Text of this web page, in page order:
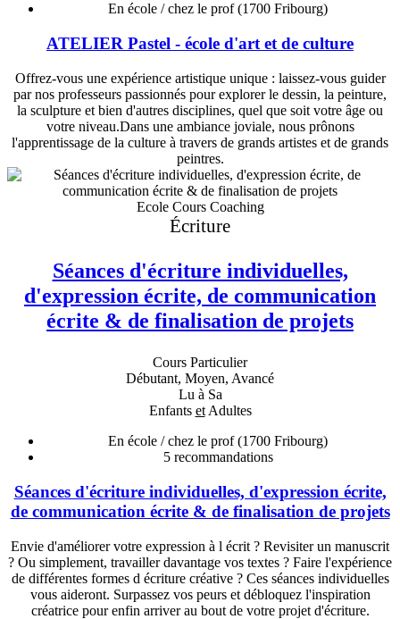
En école / chez le prof(1700 Fribourg)
ATELIER Pastel - école d'art et de culture
Offrez-vous une expérience artistique unique : laissez-vous guider
par nos professeurs passionnés pour explorer le dessin, la peinture,
la sculpture et bien d'autres disciplines, quel que soit votre âge ou
votre niveau.Dans une ambiance joviale, nous prônons
l'apprentissage de la culture à travers de grands artistes et de grands
peintres.
Ecole Cours Coaching
Écriture
Séances d'écriture individuelles,
d'expression écrite, de communication
écrite & de finalisation de projets
Cours Particulier
Débutant, Moyen, Avancé
Lu à Sa
Enfants etAdultes
En école / chez le prof(1700 Fribourg)
5recommandations
Séances d'écriture individuelles, d'expression écrite,
de communication écrite & de finalisation de projets
Envie d'améliorer votre expression à l écrit ? Revisiter un manuscrit
? Ou simplement, travailler davantage vos textes ? Faire l'expérience
de différentes formes d écriture créative ? Ces séances individuelles
vous aideront. Surpassez vos peurs et débloquez l'inspiration
créatrice pour enfin arriver au bout de votre projet d'écriture.